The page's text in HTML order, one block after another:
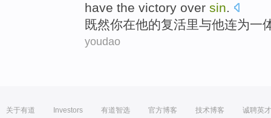
have the victory over sin.
既然你在他的复活里与他连为一
youdao
关于有道 Investors 有道智选 官方博客 技术博客 诚聘英才